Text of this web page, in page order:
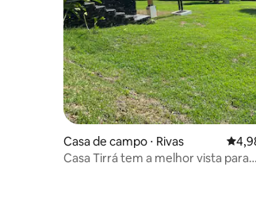
Casa de campo ⋅ Rivas 4,98
Casa Tirrá tem a melhor vista para